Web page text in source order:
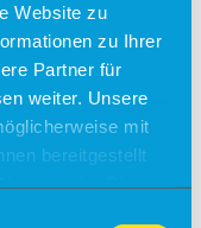
Website zu
zu Ihrer
Partner für
weiter. Unsere
mit
bereitgestellt